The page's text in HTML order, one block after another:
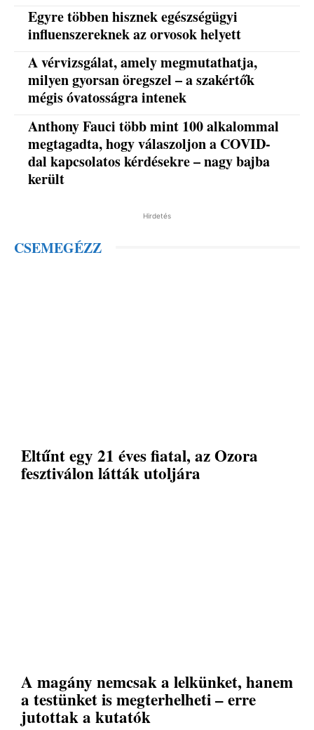
Egyre többen hisznek egészségügyi
influenszereknek az orvosok helyett
A vérvizsgálat, amely megmutathatja,
milyen gyorsan öregszel – a szakértők
mégis óvatosságra intenek
Anthony Fauci több mint 100 alkalommal
megtagadta, hogy válaszoljon a COVID-
dal kapcsolatos kérdésekre – nagy bajba
került
Hirdetés
CSEMEGÉZZ
Eltűnt egy 21 éves fiatal, az Ozora
fesztiválon látták utoljára
A magány nemcsak a lelkünket, hanem
a testünket is megterhelheti – erre
jutottak a kutatók